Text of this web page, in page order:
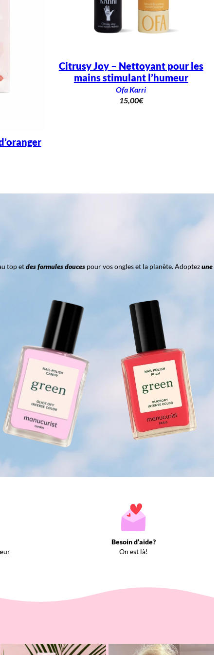
Citrusy Joy – Nettoyant pour les
mains stimulant l’humeur
Ofa Karri
15,00€
top etdes formules doucespour vos ongles et la planète. Adoptezune
Besoin d’aide?
On est là!